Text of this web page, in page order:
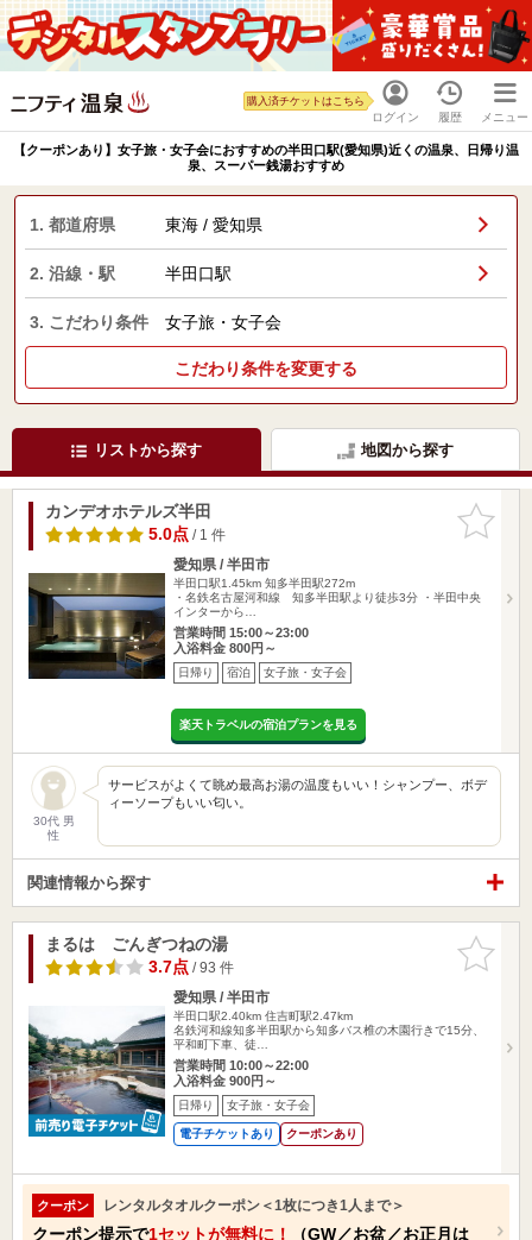
ログイン
購入済チケットはこちら
履歴 メニュー
【クーポンあり】女子旅・女子会におすすめの半田口駅(愛知県)近くの温泉、日帰り温
泉、スーパー銭湯おすすめ
1. 都道府県 東海 / 愛知県
2. 沿線・駅 半田口駅
3. こだわり条件 女子旅・女子会
こだわり条件を変更する
リストから探す 地図から探す
お気に入
りに追加
カンデオホテルズ半田
5.0点/ 1 件
愛知県 / 半田市
半田口駅1.45km 知多半田駅272m
・名鉄名古屋河和線 知多半田駅より徒歩3分 ・半田中央
インターから…
営業時間 15:00～23:00
入浴料金 800円～
日帰り 宿泊 女子旅・女子会
楽天トラベルの宿泊プランを見る
30代 男
性
サービスがよくて眺め最高お湯の温度もいい！シャンプー、ボデ
ィーソープもいい匂い。
関連情報から探す
お気に入
りに追加
まるは ごんぎつねの湯
3.7点/ 93 件
愛知県 / 半田市
半田口駅2.40km 住吉町駅2.47km
名鉄河和線知多半田駅から知多バス椎の木園行きで15分、
平和町下車、徒…
営業時間 10:00～22:00
入浴料金 900円～
日帰り 女子旅・女子会
電子チケットあり クーポンあり
クーポン レンタルタオルクーポン＜1枚につき1人まで＞
クーポン提示で1セットが無料に！
（GW／お盆／お正月は